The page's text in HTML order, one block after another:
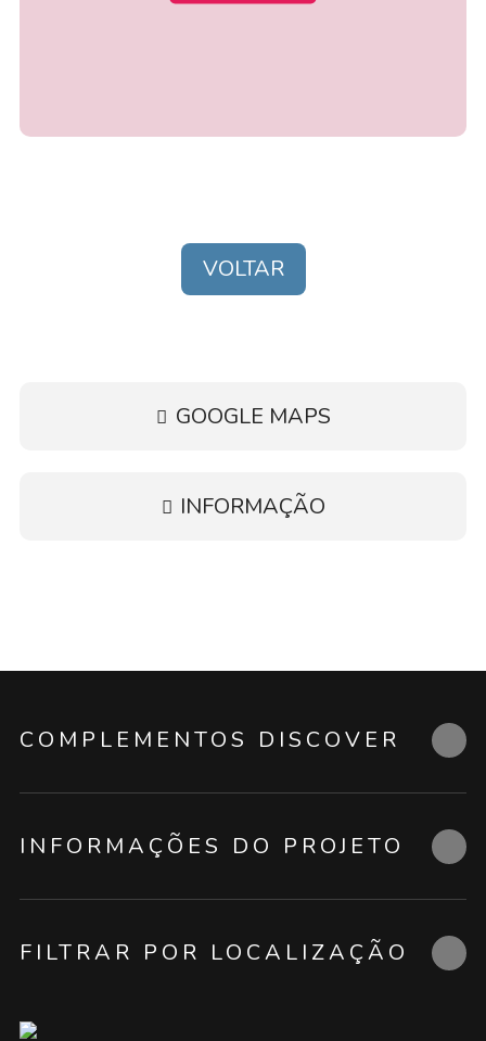
VOLTAR
GOOGLE MAPS
INFORMAÇÃO
COMPLEMENTOS DISCOVER
INFORMAÇÕES DO PROJETO
FILTRAR POR LOCALIZAÇÃO